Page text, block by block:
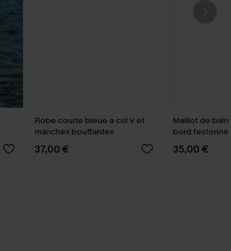
Robe courte bleue à col V et
manches bouffantes
37,00 €
Maillot de
bord festonné
35,00 €